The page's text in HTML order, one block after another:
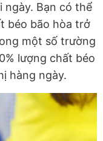
ngày. Bạn có thể
béo bão hòa trở
một số trường
lượng chất béo
hàng ngày.